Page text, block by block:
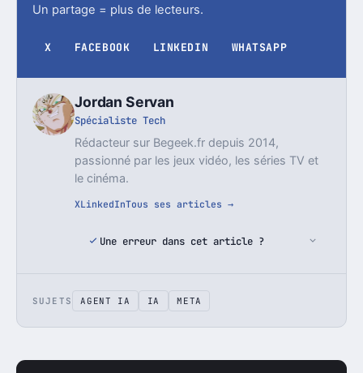
Un partage = plus de lecteurs.
X FACEBOOK LINKEDIN WHATSAPP
Jordan Servan
Spécialiste Tech
Rédacteur sur Begeek.fr depuis 2014,
passionné par les jeux vidéo, les séries TV et
le cinéma.
XLinkedInTous ses articles →
Une erreur dans cet article ?
SUJETS AGENT IA IA META